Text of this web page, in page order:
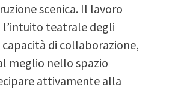
scenica. Il lavoro
teatrale degli
di collaborazione,
meglio nello spazio
attivamente alla